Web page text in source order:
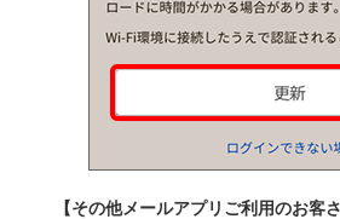
【その他メールアプリご利用のお客さ